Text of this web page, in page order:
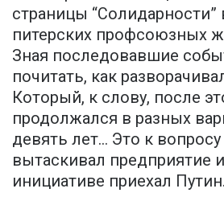
страницы
питерских профсоюзных
Зная последовавшие
почитать, как
Который, к слову, после
продолжался в разных
девять лет… Это к вопросу
вытаскивал предприятие
инициативе приехал Путин.